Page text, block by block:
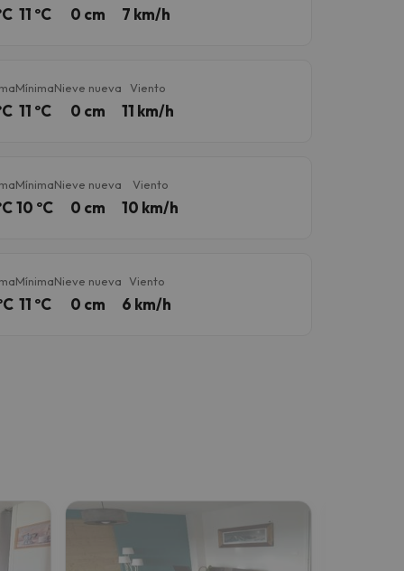
11 ºC 0 cm 7 km/h
Mínima
11 ºC
Nieve nueva
0 cm
Viento
11 km/h
Mínima
10 ºC
Nieve nueva
0 cm
Viento
10 km/h
Mínima
11 ºC
Nieve nueva
0 cm
Viento
6 km/h